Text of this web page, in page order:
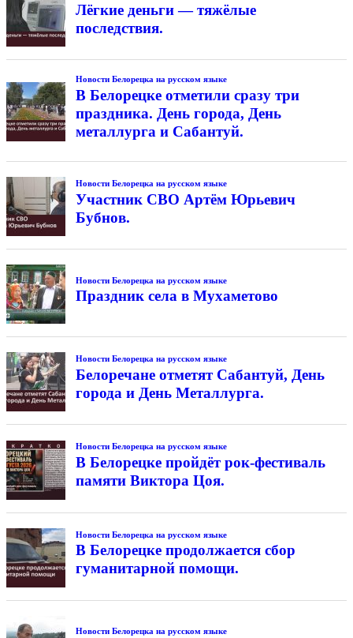
Лёгкие деньги — тяжёлые
последствия.
Новости Белорецка на русском языке
В Белорецке отметили сразу три
праздника. День города, День
металлурга и Сабантуй.
Новости Белорецка на русском языке
Участник СВО Артём Юрьевич
Бубнов.
Новости Белорецка на русском языке
Праздник села в Мухаметово
Новости Белорецка на русском языке
Белоречане отметят Сабантуй, День
города и День Металлурга.
Новости Белорецка на русском языке
В Белорецке пройдёт рок-фестиваль
памяти Виктора Цоя.
Новости Белорецка на русском языке
В Белорецке продолжается сбор
гуманитарной помощи.
Новости Белорецка на русском языке